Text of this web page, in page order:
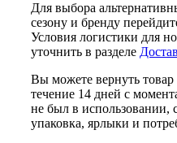
Для выбора
сезону и бренду
Условия логистики для
уточнить в разделе
Вы можете вернуть товар
течение 14 дней с
не был в использовании,
упаковка, ярлыки и